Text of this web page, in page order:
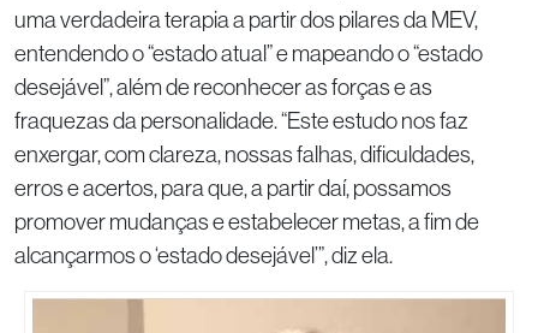
uma verdadeira terapia a partir dos pilares da MEV,
entendendo o “estado atual” e mapeando o “estado
desejável”, além de reconhecer as forças e as
fraquezas da personalidade. “Este estudo nos faz
enxergar, com clareza, nossas falhas, dificuldades,
erros e acertos, para que, a partir daí, possamos
promover mudanças e estabelecer metas, a fim de
alcançarmos o ‘estado desejável’”, diz ela.